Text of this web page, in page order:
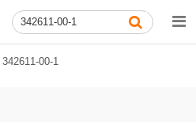
342611-00-1